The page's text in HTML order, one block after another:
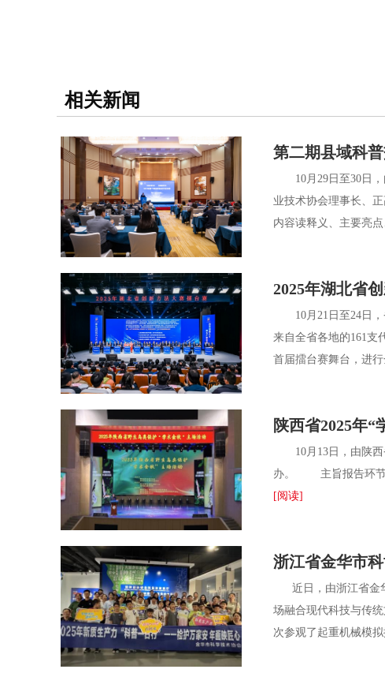
相关新闻
第二期县域科
10月29日至30日，
业技术协会理事长、
内容读释义、主要亮
2025年湖北省
10月21日至24日，
来自全省各地的161支
首届擂台赛舞台，进
陕西省2025年
10月13日，由陕西
办。 主旨报告环节，
[阅读]
浙江省金华市
近日，由浙江省金华
场融合现代科技与传
次参观了起重机械模